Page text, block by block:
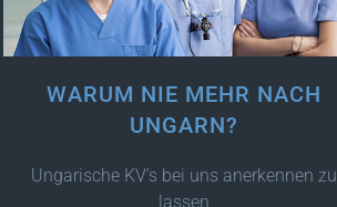
WARUM NIE MEHR NACH
UNGARN?
Ungarische KV’s bei uns anerkennen zu
lassen